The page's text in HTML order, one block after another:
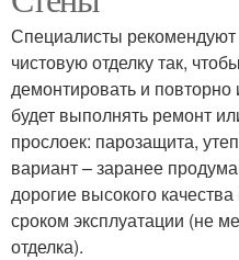
Специалисты
чистовую отделку так,
демонтировать и
будет выполнять ремонт
прослоек: парозащита,
вариант – заранее
дорогие высокого
сроком эксплуатации (не
отделка).